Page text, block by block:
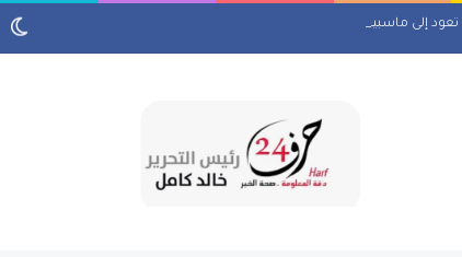
إلى ماسبيرو بمسلسل إذاعي